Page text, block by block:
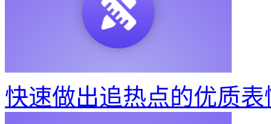
快速做出追热点的优质表